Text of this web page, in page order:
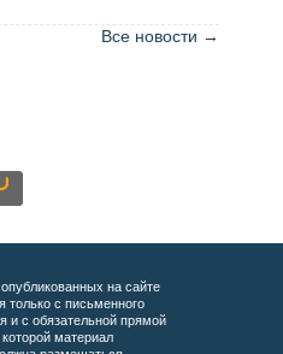
Все новости →
на сайте
только с письменного
и с обязательной прямой
материал